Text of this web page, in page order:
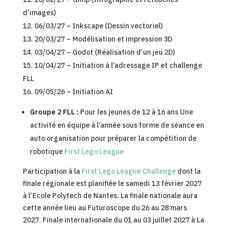
d’images)
06/03/27 – Inkscape (Dessin vectoriel)
20/03/27 – Modélisation et impression 3D
03/04/27 – Godot (Réalisation d’un jeu 2D)
10/04/27 – Initiation à l’adressage IP et challenge
FLL
09/05/26 – Initiation AI
Groupe 2 FLL : Pour les jeunes de 12 à 16 ans Une
activité en équipe à l’année sous forme de séance en
auto organisation pour préparer la compétition de
robotique First Lego League
Participation à la First Lego League Challengedont la
finale régionale est planifiée le samedi 13 février 2027
à l’Ecole Polytech de Nantes. La finale nationale aura
cette année lieu au Futuroscope du 26 au 28 mars
2027. Finale internationale du 01 au 03 juillet 2027 à La